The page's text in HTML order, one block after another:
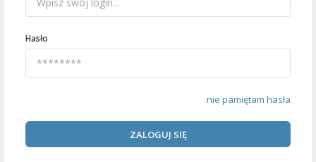
Hasło
nie pamiętam hasła
ZALOGUJ SIĘ